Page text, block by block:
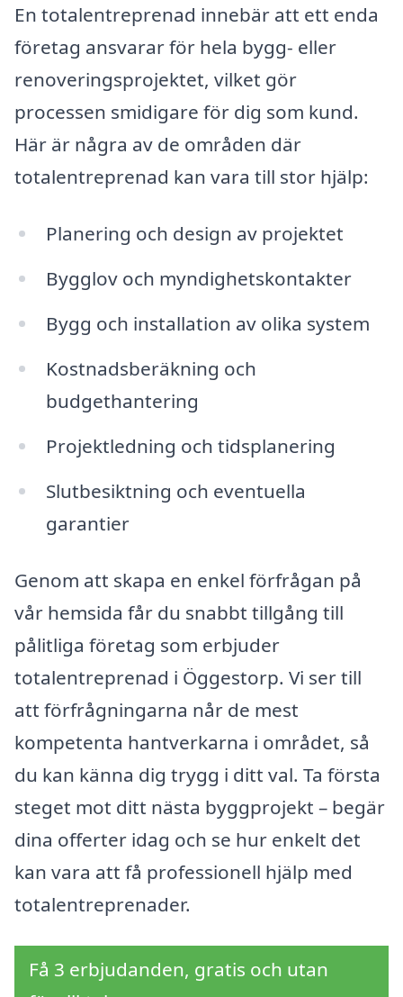
En totalentreprenad innebär att ett enda
företag ansvarar för hela bygg- eller
renoveringsprojektet, vilket gör
processen smidigare för dig som kund.
Här är några av de områden där
totalentreprenad kan vara till stor hjälp:
Planering och design av projektet
Bygglov och myndighetskontakter
Bygg och installation av olika system
Kostnadsberäkning och
budgethantering
Projektledning och tidsplanering
Slutbesiktning och eventuella
garantier
Genom att skapa en enkel förfrågan på
vår hemsida får du snabbt tillgång till
pålitliga företag som erbjuder
totalentreprenad i Öggestorp. Vi ser till
att förfrågningarna når de mest
kompetenta hantverkarna i området, så
du kan känna dig trygg i ditt val. Ta första
steget mot ditt nästa byggprojekt – begär
dina offerter idag och se hur enkelt det
kan vara att få professionell hjälp med
totalentreprenader.
Få 3 erbjudanden, gratis och utan